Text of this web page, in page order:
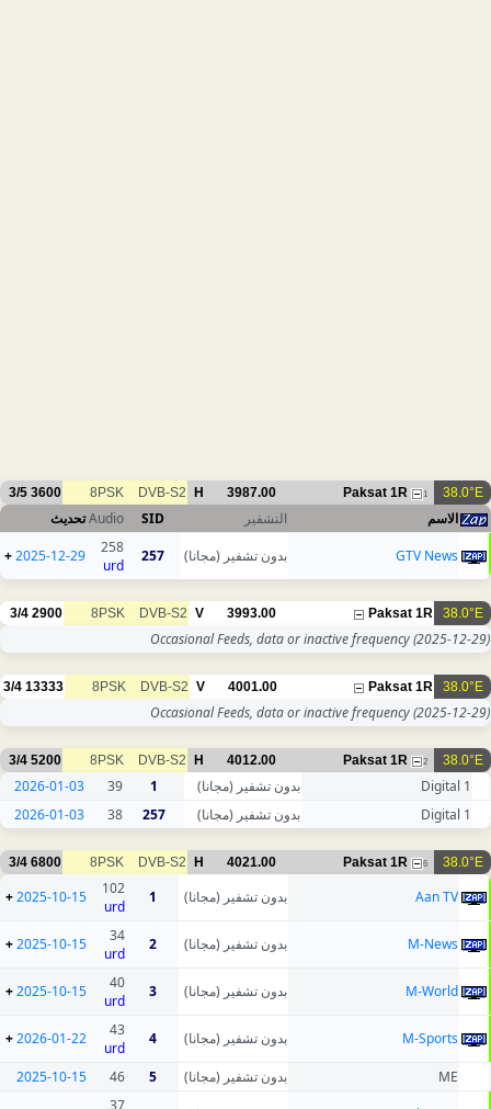
38.0°E
Paksat 1R 1
3987.00
H
DVB-S2
8PSK
3600
3/5
الاسم التشفير SID
Audioتحديث
GTV News
بدون تشفير (مجانا) 257
258
urd
2025-12-29
+
38.0°E
Paksat 1R
3993.00
V
DVB-S2
8PSK
2900
3/4
Occasional Feeds, data or inactive frequency(2025-12-29)
38.0°E
Paksat 1R
4001.00
V
DVB-S2
8PSK
13333
3/4
Occasional Feeds, data or inactive frequency(2025-12-29)
38.0°E
Paksat 1R 2
4012.00
H
DVB-S2
8PSK
5200
3/4
Digital 1 بدون تشفير (مجانا) 1
39
2026-01-03
Digital 1
بدون تشفير (مجانا) 257
38
2026-01-03
38.0°E
Paksat 1R 6
4021.00
H
DVB-S2
8PSK
6800
3/4
Aan TV بدون تشفير (مجانا) 1
102
urd
2025-10-15
+
M-News بدون تشفير (مجانا) 2
34
urd
2025-10-15
+
M-World بدون تشفير (مجانا) 3
40
urd
2025-10-15
+
M-Sports بدون تشفير (مجانا) 4
43
urd
2026-01-22
+
ME بدون تشفير (مجانا) 5
46
2025-10-15